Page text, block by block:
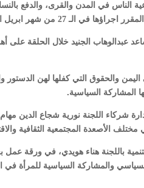
الناس في المدن والقرى، والدفع
في الـ 27 من شهر ابريل المقبل .
عبدالوهاب الجنيد خلال الحلقة على
اليمن والحقوق التي كفلها لهن
المشاركة السياسية.
شركاء اللجنة نورية شجاع الدين
الأصعدة المجتمعية الثقافية
باللجنة هناء هويدي، في ورقة عمل
والمشاركة السياسية للمرأة في